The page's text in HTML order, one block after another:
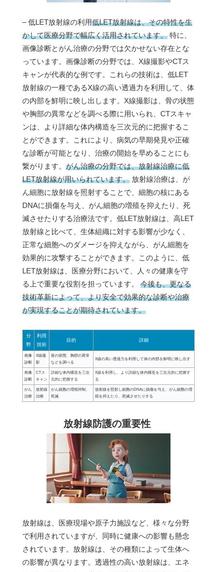
– 低LET放射線の利用低LET放射線は、その特性を生
かして医療分野で幅広く活用されています。 特に、
画像診断とがん治療の分野では欠かせない存在とな
っています。画像診断の分野では、X線撮影やCTス
キャンが代表的な例です。これらの技術は、低LET
放射線の一種であるX線の高い透過力を利用して、体
の内部を鮮明に映し出します。X線撮影は、骨の状態
や胸部の異常などを調べる際に用いられ、CTスキャ
ンは、より詳細な体内構造を三次元的に把握するこ
とができます。これにより、病気の早期発見や正確
な診断が可能となり、治療の開始を早めることにも
繋がります。 がん治療の分野では、放射線治療に低
LET放射線が用いられています。 放射線治療は、が
ん細胞に放射線を照射することで、細胞の核にある
DNAに損傷を与え、がん細胞の増殖を抑えたり、死
滅させたりする治療法です。低LET放射線は、高LET
放射線と比べて、生体組織に対する影響が少なく、
正常な細胞へのダメージを抑えながら、がん細胞を
効果的に攻撃することができます。このように、低
LET放射線は、医療分野において、人々の健康を守
る上で重要な役割を担っています。 今後も、更なる
技術革新によって、より安全で効果的な診断や治療
が実現することが期待されています。
分
野
利用
技術
目的 詳細
画像
診断
X線撮
影
骨の状態、胸部の異常
などを調べる
X線の高い透過力を利用して体の内部を鮮明に映し出す
画像
診断
CTス
キャン
詳細な体内構造を三次
元的に把握する
X線を利用し、より詳細な体内構造を三次元的に把握す
る
がん
治療
放射線
治療
がん細胞の増殖抑制、
死滅
放射線を照射し細胞のDNAに損傷を与え、がん細胞の増
殖を抑えたり、死滅させたりする
放射線防護の重要性
放射線は、医療現場や原子力施設など、様々な分野
で利用されていますが、同時に健康への影響も懸念
されています。放射線は、その種類によって生体へ
の影響が異なります。透過性の高い放射線は、エネ